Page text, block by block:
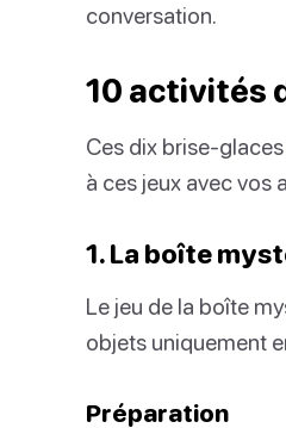
conversation.
10 activités
Ces dix brise-
à ces jeux avec vos
1. La boîte
Le jeu de la boîte
objets uniquement
Préparation